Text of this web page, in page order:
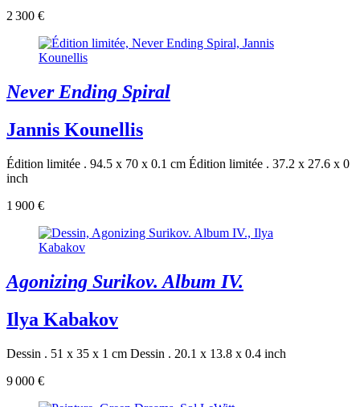
2 300 €
Never Ending Spiral
Jannis Kounellis
Édition limitée . 94.5 x 70 x 0.1 cm Édition limitée . 37.2 x 27.6 x 0
inch
1 900 €
Agonizing Surikov. Album IV.
Ilya Kabakov
Dessin . 51 x 35 x 1 cm Dessin . 20.1 x 13.8 x 0.4 inch
9 000 €